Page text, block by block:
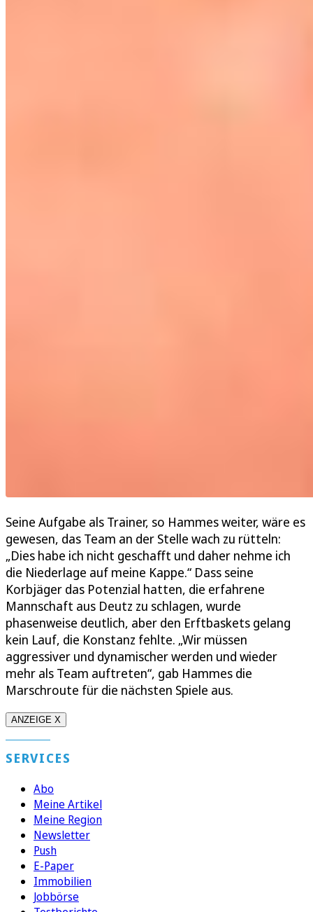
Seine Aufgabe als Trainer, so Hammes weiter, wäre es
gewesen, das Team an der Stelle wach zu rütteln:
„Dies habe ich nicht geschafft und daher nehme ich
die Niederlage auf meine Kappe.“ Dass seine
Korbjäger das Potenzial hatten, die erfahrene
Mannschaft aus Deutz zu schlagen, wurde
phasenweise deutlich, aber den Erftbaskets gelang
kein Lauf, die Konstanz fehlte. „Wir müssen
aggressiver und dynamischer werden und wieder
mehr als Team auftreten“, gab Hammes die
Marschroute für die nächsten Spiele aus.
ANZEIGE X
SERVICES
Abo
Meine Artikel
Meine Region
Newsletter
Push
E-Paper
Immobilien
Jobbörse